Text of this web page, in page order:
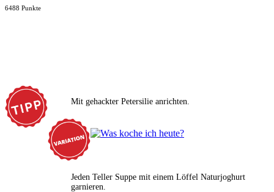
6488 Punkte
Mit gehackter Petersilie anrichten.
Jeden Teller Suppe mit einem Löffel Naturjoghurt
garnieren.